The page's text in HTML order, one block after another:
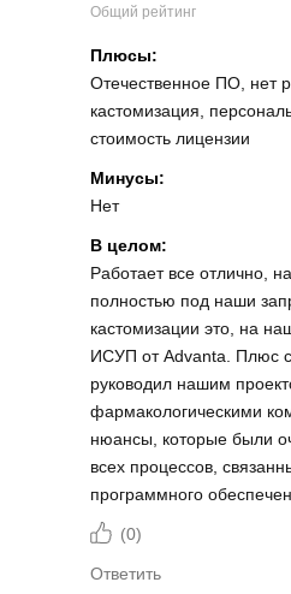
Общий рейтинг
Плюсы:
Отечественное ПО, нет
кастомизация,
стоимость лицензии
Минусы:
Нет
В целом:
Работает все отлично,
полностью под наши
кастомизации это, на
ИСУП от Аdvanta. Плюс
руководил нашим
фармакологическими
нюансы, которые были
всех процессов,
программного
(0)
Ответить